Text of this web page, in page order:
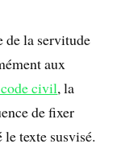
de la servitude
aux
civil, la
de fixer
texte susvisé.